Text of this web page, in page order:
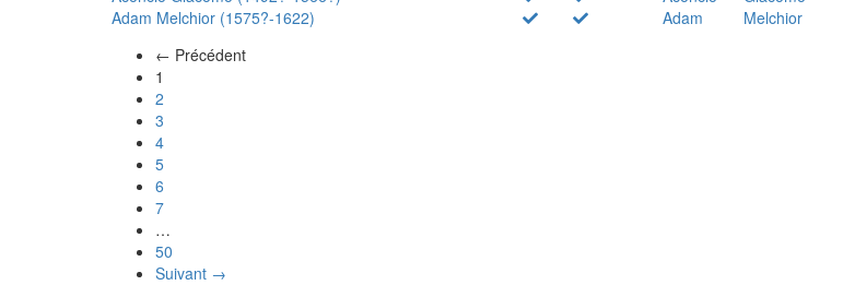
Adam Melchior (1575?-1622)
Adam
Melchior
← Précédent
1
2
3
4
5
6
7
…
50
Suivant →